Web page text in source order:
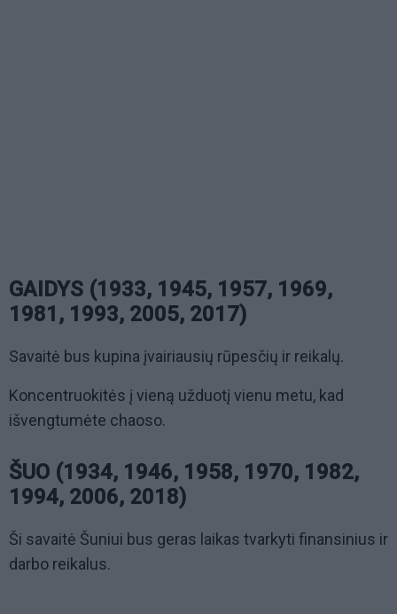
GAIDYS (1933, 1945, 1957, 1969,
1981, 1993, 2005, 2017)
Savaitė bus kupina įvairiausių rūpesčių ir reikalų.
Koncentruokitės į vieną užduotį vienu metu, kad
išvengtumėte chaoso.
ŠUO (1934, 1946, 1958, 1970, 1982,
1994, 2006, 2018)
Ši savaitė Šuniui bus geras laikas tvarkyti finansinius ir
darbo reikalus.